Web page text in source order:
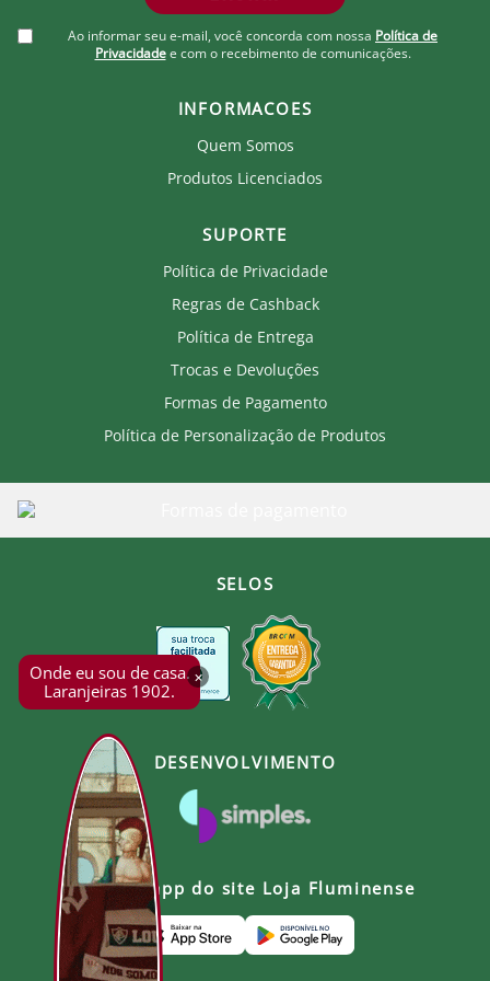
×
Onde eu sou de casa.
Laranjeiras 1902.
Ao informar seu e-mail, você concorda com nossa Política de
Privacidade e com o recebimento de comunicações.
INFORMACOES
Quem Somos
Produtos Licenciados
SUPORTE
Política de Privacidade
Regras de Cashback
Política de Entrega
Trocas e Devoluções
Formas de Pagamento
Política de Personalização de Produtos
SELOS
DESENVOLVIMENTO
Baixe o app do site Loja Fluminense